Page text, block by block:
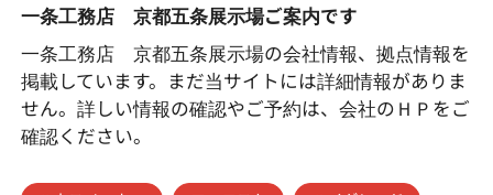
一条工務店 京都五条展示場ご案内です
一条工務店 京都五条展示場の会社情報、拠点情報を
掲載しています。まだ当サイトには詳細情報がありま
せん。詳しい情報の確認やご予約は、会社のＨＰをご
確認ください。